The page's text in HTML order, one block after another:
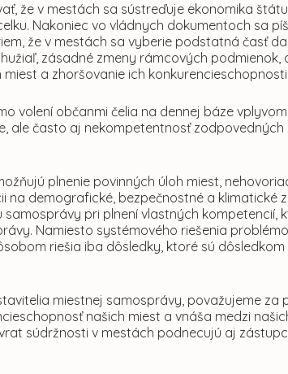
že v mestách sa sústreďuje ekonomika
Nakoniec vo vládnych dokumentoch sa
že v mestách sa vyberie podstatná časť
zásadné zmeny rámcových
a zhoršovanie ich konkurencieschopnosti.
volení občanmi čelia na dennej báze
ale často aj nekompetentnosť
plnenie povinných úloh miest,
na demografické, bezpečnostné a klimatické
pri plnení vlastných
Namiesto systémového riešenia
riešia iba dôsledky, ktoré sú
miestnej samosprávy, považujeme
našich miest a vnáša medzi
súdržnosti v mestách podnecujú aj